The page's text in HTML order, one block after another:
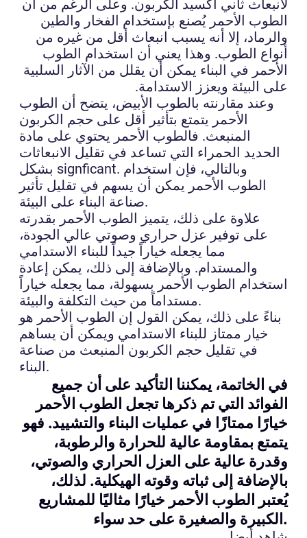
لانبعاث ثاني أكسيد الكربون. وعلى الرغم من أن
الطوب الأحمر يُصنع بإستخدام الفخار والطين
والرماد، إلا أنه يسبب انبعاث أقل من غيره من
أنواع الطوب. وهذا يعني أن استخدام الطوب
الأحمر في البناء يمكن أن يقلل من الآثار السلبية
على البيئة ويعزز الاستدامة.
وعند مقارنته بالطوب الأبيض، يتضح أن الطوب
الأحمر يتمتع بتأثير أقل على حجم الكربون
المنبعث. فالطوب الأحمر يحتوي على مادة
الحديد الحمراء التي تساعد في تقليل الانبعاثات
بشكل signficant. وبالتالي، فإن استخدام
الطوب الأحمر يمكن أن يسهم في تقليل تأثير
صناعة البناء على البيئة.
علاوة على ذلك، يتميز الطوب الأحمر بقدرته
على توفير عزل حراري وصوتي عالي الجودة،
مما يجعله خياراً جيداً للبناء الاستدامي
والمستدام. وبالإضافة إلى ذلك، يمكن إعادة
استخدام الطوب الأحمر بسهولة، مما يجعله خياراً
مستداماً من حيث التكلفة والبيئة.
بناءً على ذلك، يمكن القول إن الطوب الأحمر هو
خيار ممتاز للبناء الاستدامي ويمكن أن يساهم
في تقليل حجم الكربون المنبعث من صناعة
البناء.
في الخاتمة، يمكننا التأكيد على أن جميع
الفوائد التي تم ذكرها تجعل الطوب الأحمر
خيارًا ممتازًا في عمليات البناء والتشييد. فهو
يتمتع بمقاومة عالية للحرارة والرطوبة،
وقدرة عالية على العزل الحراري والصوتي،
بالإضافة إلى ثباته وقوته الهيكلية. لذلك،
يُعتبر الطوب الأحمر خيارًا مثاليًا للمشاريع
الكبيرة والصغيرة على حد سواء.